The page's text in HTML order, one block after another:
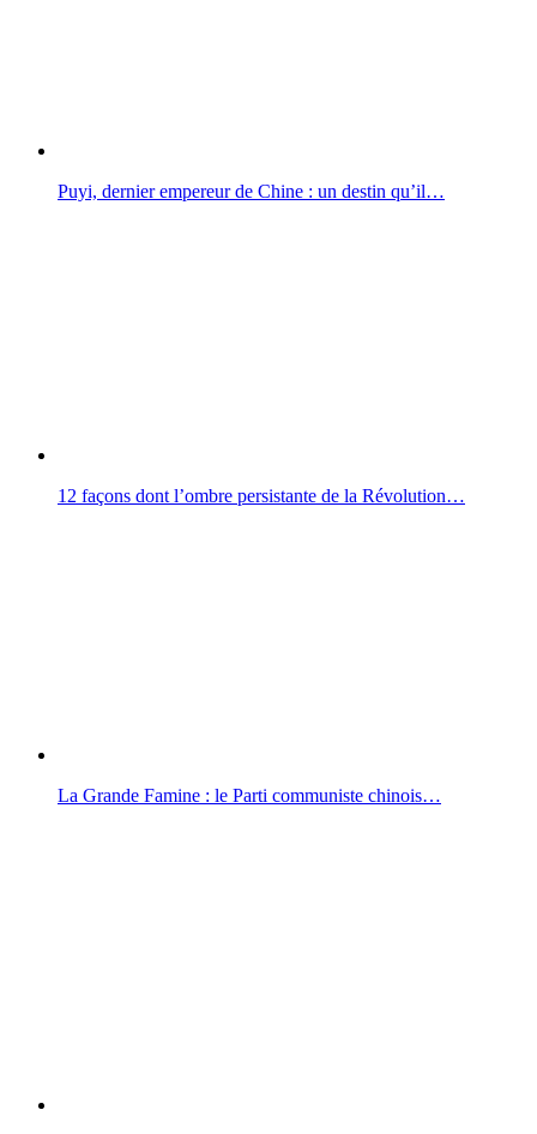
Puyi, dernier empereur de Chine : un destin qu’il…
12 façons dont l’ombre persistante de la Révolution…
La Grande Famine : le Parti communiste chinois…